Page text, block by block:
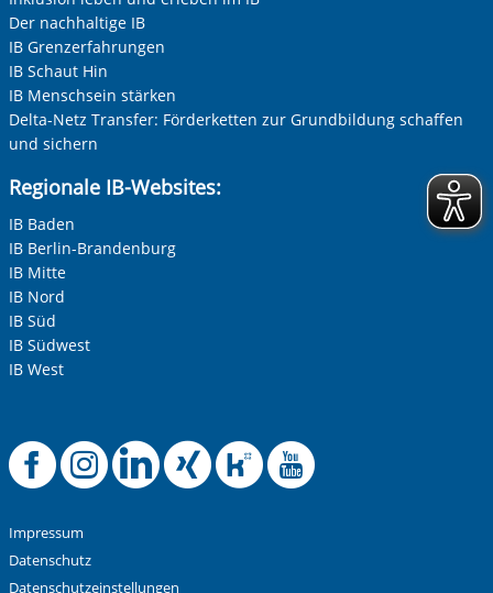
Der nachhaltige IB
IB Grenzerfahrungen
IB Schaut Hin
IB Menschsein stärken
Delta-Netz Transfer: Förderketten zur Grundbildung schaffen
und sichern
Regionale IB-Websites:
IB Baden
IB Berlin-Brandenburg
IB Mitte
IB Nord
IB Süd
IB Südwest
IB West
Offizielle
Offizielle
Offizielle
Offizielle
Offizielle
Impressum
Datenschutz
Datenschutzeinstellungen